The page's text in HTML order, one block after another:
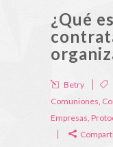
¿Qué
Betry
Comuniones
Empresas